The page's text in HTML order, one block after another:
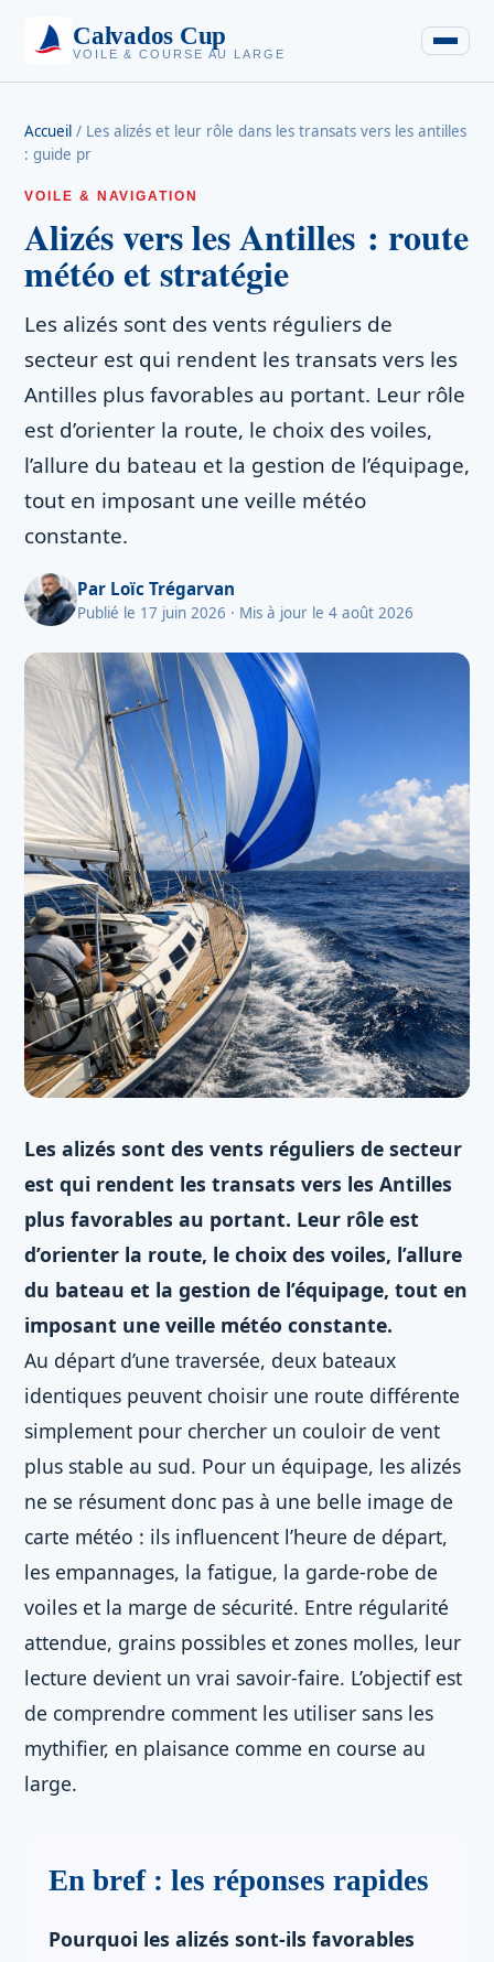
Calvados Cup
VOILE & COURSE AU LARGE
Accueil / Les alizés et leur rôle dans les transats vers les antilles
: guide pr
VOILE & NAVIGATION
Alizés vers les Antilles : route
météo et stratégie
Les alizés sont des vents réguliers de
secteur est qui rendent les transats vers les
Antilles plus favorables au portant. Leur rôle
est d’orienter la route, le choix des voiles,
l’allure du bateau et la gestion de l’équipage,
tout en imposant une veille météo
constante.
Par Loïc Trégarvan
Publié le 17 juin 2026 · Mis à jour le 4 août 2026
Les alizés sont des vents réguliers de secteur
est qui rendent les transats vers les Antilles
plus favorables au portant. Leur rôle est
d’orienter la route, le choix des voiles, l’allure
du bateau et la gestion de l’équipage, tout en
imposant une veille météo constante.
Au départ d’une traversée, deux bateaux
identiques peuvent choisir une route différente
simplement pour chercher un couloir de vent
plus stable au sud. Pour un équipage, les alizés
ne se résument donc pas à une belle image de
carte météo : ils influencent l’heure de départ,
les empannages, la fatigue, la garde-robe de
voiles et la marge de sécurité. Entre régularité
attendue, grains possibles et zones molles, leur
lecture devient un vrai savoir-faire. L’objectif est
de comprendre comment les utiliser sans les
mythifier, en plaisance comme en course au
large.
En bref : les réponses rapides
Pourquoi les alizés sont-ils favorables